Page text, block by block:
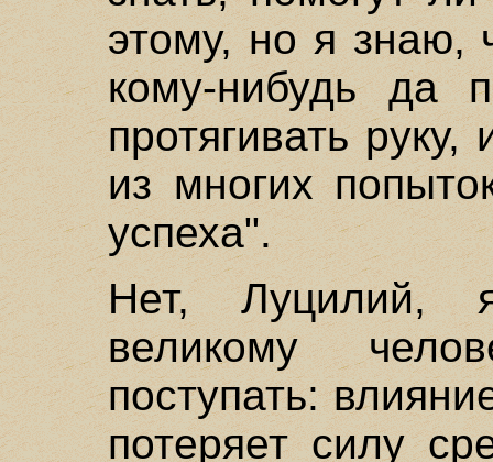
этому, но я знаю,
кому-нибудь да
протягивать
из многих
успеха".
Нет,
великому
поступать:
потеряет силу